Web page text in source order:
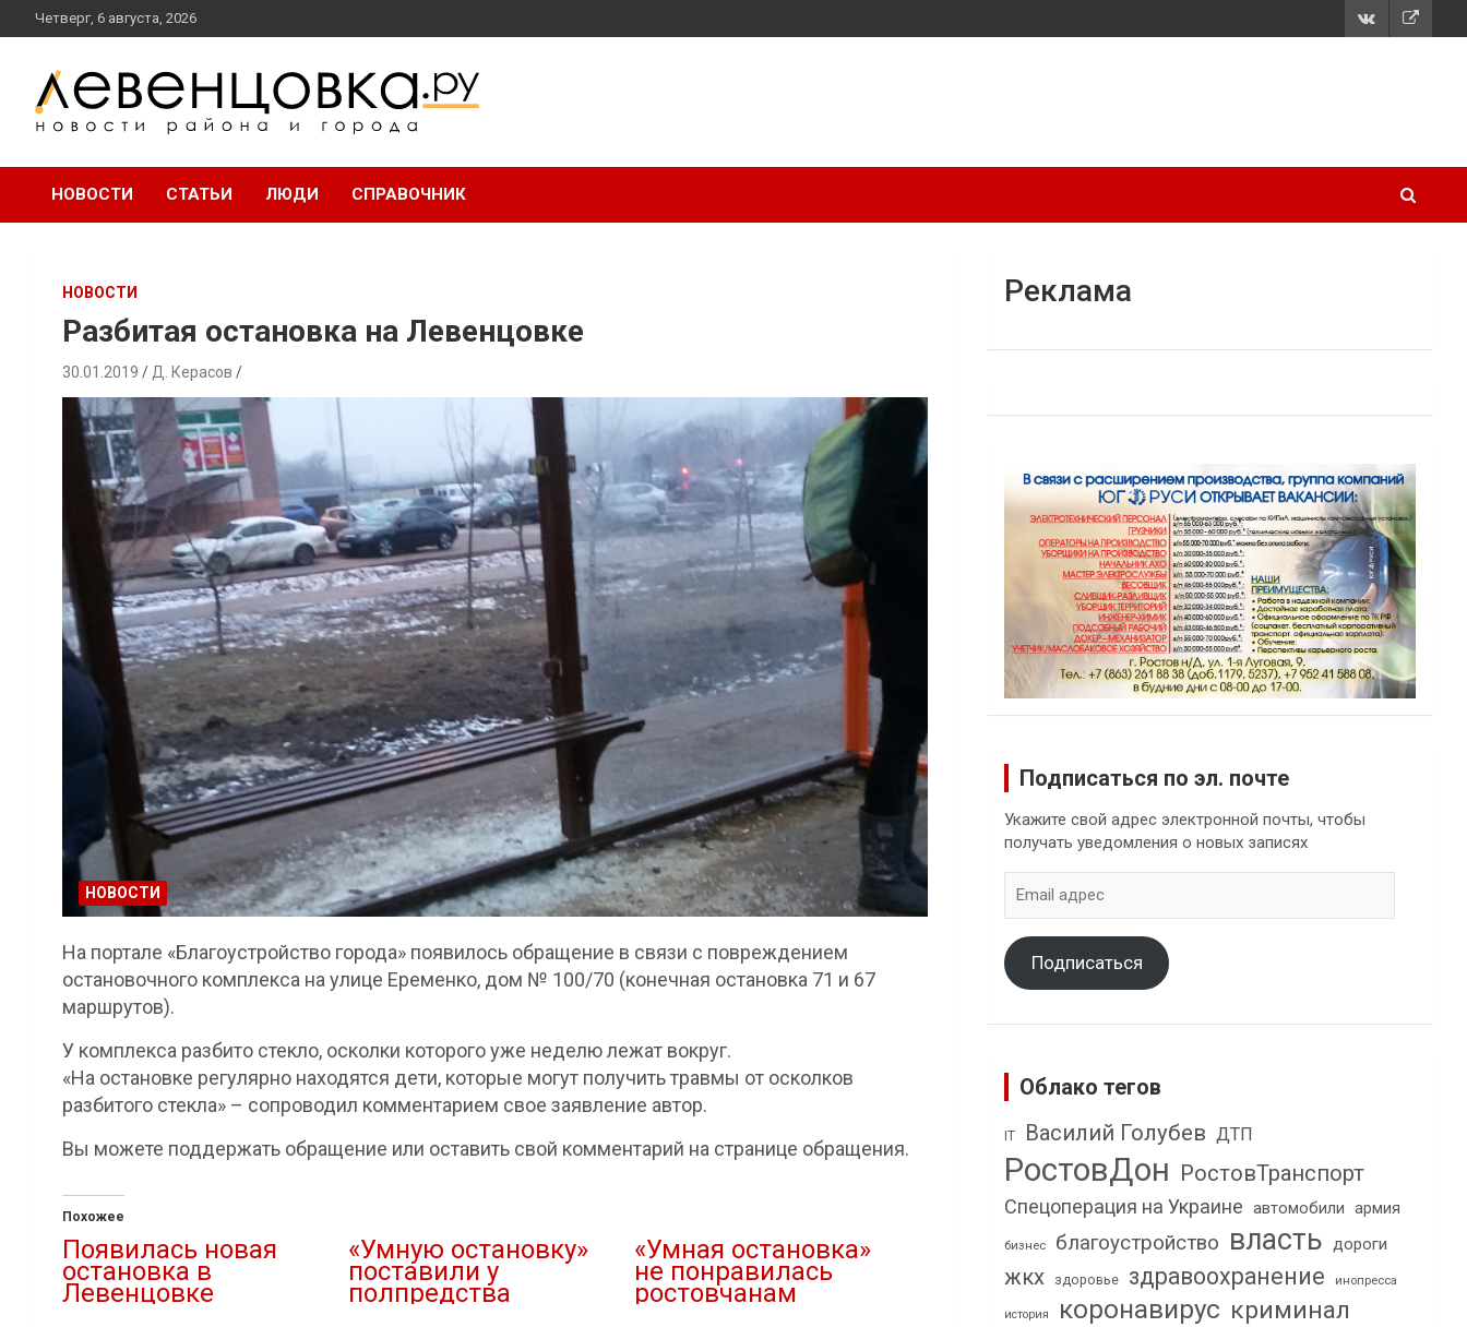
перейти
к
Четверг, 6 августа, 2026
Левенцовка Ру
НОВОСТИ СТАТЬИ ЛЮДИ СПРАВОЧНИК
НОВОСТИ
Разбитая остановка на Левенцовке
30.01.2019 Д. Керасов
НОВОСТИ
На портале «Благоустройство города» появилось обращение в связи с повреждением
остановочного комплекса на улице Еременко, дом № 100/70 (конечная остановка 71 и 67
маршрутов).
У комплекса разбито стекло, осколки которого уже неделю лежат вокруг.
«На остановке регулярно находятся дети, которые могут получить травмы от осколков
разбитого стекла» – сопроводил комментарием свое заявление автор.
Вы можете поддержать обращение или оставить свой комментарий на странице обращения.
Похожее
Появилась новая
остановка в
Левенцовке
«Умную остановку»
поставили у
полпредства
«Умная остановка»
не понравилась
ростовчанам
Реклама
Подписаться по эл. почте
Укажите свой адрес электронной почты, чтобы
получать уведомления о новых записях
адрес
Подписаться
Облако тегов
IT Василий Голубев ДТП
РостовДон РостовТранспорт
Спецоперация на Украине автомобили армия
бизнес благоустройство власть дороги
жкх здоровье здравоохранение инопресса
история коронавирус криминал